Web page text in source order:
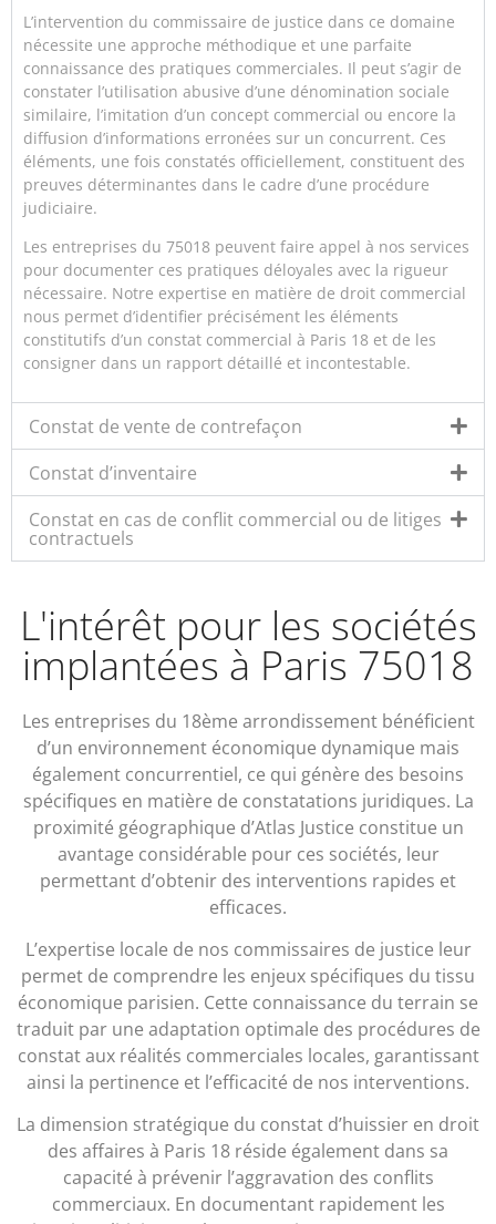
L’intervention du commissaire de justice dans ce domaine
nécessite une approche méthodique et une parfaite
connaissance des pratiques commerciales. Il peut s’agir de
constater l’utilisation abusive d’une dénomination sociale
similaire, l’imitation d’un concept commercial ou encore la
diffusion d’informations erronées sur un concurrent. Ces
éléments, une fois constatés officiellement, constituent des
preuves déterminantes dans le cadre d’une procédure
judiciaire.
Les entreprises du 75018 peuvent faire appel à nos services
pour documenter ces pratiques déloyales avec la rigueur
nécessaire. Notre expertise en matière de droit commercial
nous permet d’identifier précisément les éléments
constitutifs d’un constat commercial à Paris 18 et de les
consigner dans un rapport détaillé et incontestable.
Constat de vente de contrefaçon
Constat d’inventaire
Constat en cas de conflit commercial ou de litiges
contractuels
L'intérêt pour les sociétés
implantées à Paris 75018
Les entreprises du 18ème arrondissement bénéficient
d’un environnement économique dynamique mais
également concurrentiel, ce qui génère des besoins
spécifiques en matière de constatations juridiques. La
proximité géographique d’Atlas Justice constitue un
avantage considérable pour ces sociétés, leur
permettant d’obtenir des interventions rapides et
efficaces.
L’expertise locale de nos commissaires de justice leur
permet de comprendre les enjeux spécifiques du tissu
économique parisien. Cette connaissance du terrain se
traduit par une adaptation optimale des procédures de
constat aux réalités commerciales locales, garantissant
ainsi la pertinence et l’efficacité de nos interventions.
La dimension stratégique du constat d’huissier en droit
des affaires à Paris 18 réside également dans sa
capacité à prévenir l’aggravation des conflits
commerciaux. En documentant rapidement les